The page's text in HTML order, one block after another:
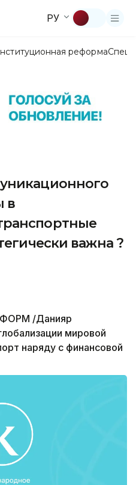
РУ
реформа
в
важна ?
/Данияр
мировой
наряду с финансовой